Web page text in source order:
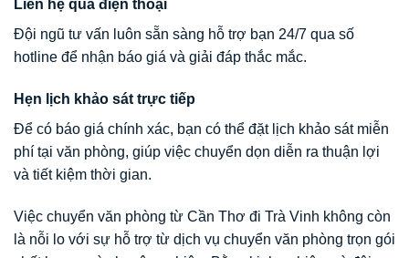
Liên hệ qua điện thoại
Đội ngũ tư vấn luôn sẵn sàng hỗ trợ bạn 24/7 qua số
hotline để nhận báo giá và giải đáp thắc mắc.
Hẹn lịch khảo sát trực tiếp
Để có báo giá chính xác, bạn có thể đặt lịch khảo sát miễn
phí tại văn phòng, giúp việc chuyển dọn diễn ra thuận lợi
và tiết kiệm thời gian.
Việc chuyển văn phòng từ Cần Thơ đi Trà Vinh không còn
là nỗi lo với sự hỗ trợ từ dịch vụ chuyển văn phòng trọn gói